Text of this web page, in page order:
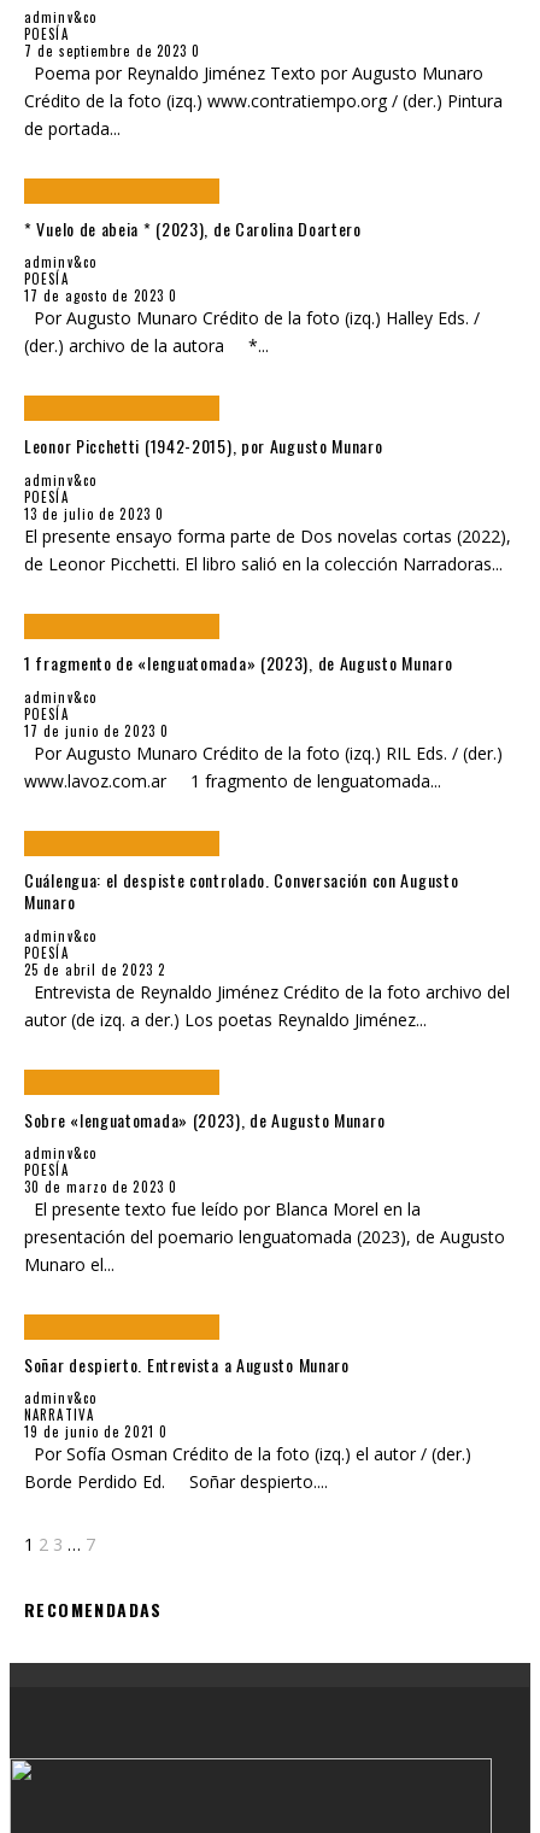
adminv&co
POESÍA
7 de septiembre de 2023 0
Poema por Reynaldo Jiménez Texto por Augusto Munaro
Crédito de la foto (izq.) www.contratiempo.org / (der.) Pintura
de portada...
* Vuelo de abeia * (2023), de Carolina Doartero
adminv&co
POESÍA
17 de agosto de 2023 0
Por Augusto Munaro Crédito de la foto (izq.) Halley Eds. /
(der.) archivo de la autora *...
Leonor Picchetti (1942-2015), por Augusto Munaro
adminv&co
POESÍA
13 de julio de 2023 0
El presente ensayo forma parte de Dos novelas cortas (2022),
de Leonor Picchetti. El libro salió en la colección Narradoras...
1 fragmento de «lenguatomada» (2023), de Augusto Munaro
adminv&co
POESÍA
17 de junio de 2023 0
Por Augusto Munaro Crédito de la foto (izq.) RIL Eds. / (der.)
www.lavoz.com.ar 1 fragmento de lenguatomada...
Cuálengua: el despiste controlado. Conversación con Augusto
Munaro
adminv&co
POESÍA
25 de abril de 2023 2
Entrevista de Reynaldo Jiménez Crédito de la foto archivo del
autor (de izq. a der.) Los poetas Reynaldo Jiménez...
Sobre «lenguatomada» (2023), de Augusto Munaro
adminv&co
POESÍA
30 de marzo de 2023 0
El presente texto fue leído por Blanca Morel en la
presentación del poemario lenguatomada (2023), de Augusto
Munaro el...
Soñar despierto. Entrevista a Augusto Munaro
adminv&co
NARRATIVA
19 de junio de 2021 0
Por Sofía Osman Crédito de la foto (izq.) el autor / (der.)
Borde Perdido Ed. Soñar despierto....
1 2 3 … 7
RECOMENDADAS